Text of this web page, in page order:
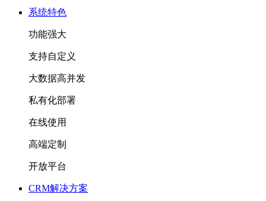
系统特色
功能强大
支持自定义
大数据高并发
私有化部署
在线使用
高端定制
开放平台
CRM解决方案